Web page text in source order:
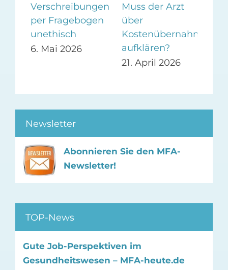
Verschreibungen
per Fragebogen
unethisch
6. Mai 2026
Muss der Arzt
über
Kostenübernahme
aufklären?
21. April 2026
Newsletter
Abonnieren Sie den MFA-
Newsletter!
TOP-News
Gute Job-Perspektiven im
Gesundheitswesen – MFA-heute.de